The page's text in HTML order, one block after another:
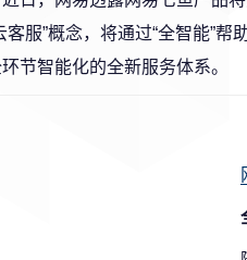
服”概念，将通过“全智能”帮
节智能化的全新服务体系。